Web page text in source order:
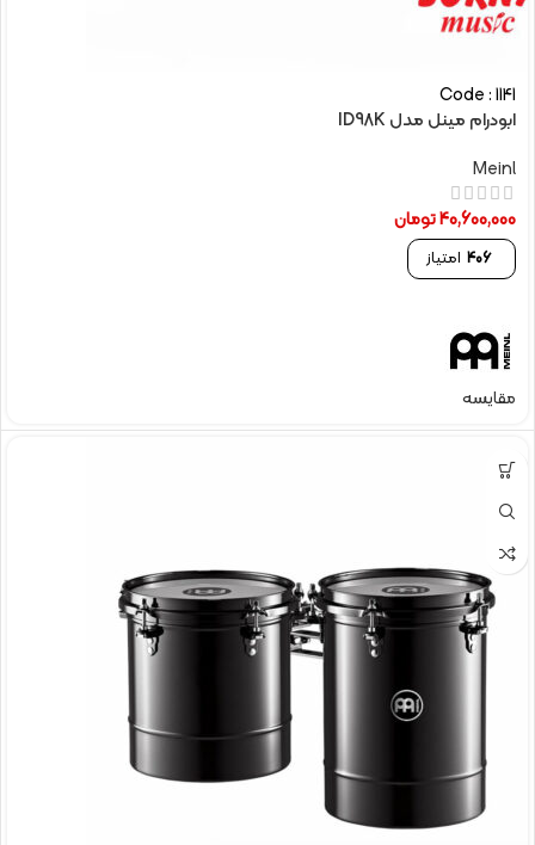
Code : 1141
ابودرام مینل مدل ID98K
Meinl
40,600,000تومان
406 امتیاز
مقایسه